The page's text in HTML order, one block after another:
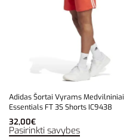
Adidas Šortai Vyrams Medvilniniai
Essentials FT 3S Shorts IC9438
32,00€
Pasirinkti savybes